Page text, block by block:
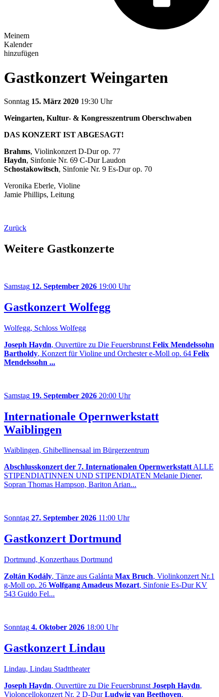
Meinem
Kalender
hinzufügen
Gastkonzert Weingarten
Sonntag 15. März 2020 19:30 Uhr
Weingarten, Kultur- & Kongresszentrum Oberschwaben
DAS KONZERT IST ABGESAGT!
Brahms, Violinkonzert D-Dur op. 77
Haydn, Sinfonie Nr. 69 C-Dur Laudon
Schostakowitsch, Sinfonie Nr. 9 Es-Dur op. 70
Veronika Eberle, Violine
Jamie Phillips, Leitung
Zurück
Weitere Gastkonzerte
Samstag 12. September 2026 19:00 Uhr
Gastkonzert Wolfegg
Wolfegg, Schloss Wolfegg
Joseph Haydn, Ouvertüre zu Die Feuersbrunst Felix Mendelssohn
Bartholdy, Konzert für Violine und Orchester e-Moll op. 64 Felix
Mendelssohn ...
Samstag 19. September 2026 20:00 Uhr
Internationale Opernwerkstatt
Waiblingen
Waiblingen, Ghibellinensaal im Bürgerzentrum
Abschlusskonzert der 7. Internationalen OpernwerkstattALLE
STIPENDIATINNEN UND STIPENDIATEN Melanie Diener,
Sopran Thomas Hampson, Bariton Arian...
Sonntag 27. September 2026 11:00 Uhr
Gastkonzert Dortmund
Dortmund, Konzerthaus Dortmund
Zoltán Kodály, Tänze aus Galánta Max Bruch, Violinkonzert Nr.1
g-Moll op. 26 Wolfgang Amadeus Mozart, Sinfonie Es-Dur KV
543 Guido Fel...
Sonntag 4. Oktober 2026 18:00 Uhr
Gastkonzert Lindau
Lindau, Lindau Stadttheater
Joseph Haydn, Ouvertüre zu Die Feuersbrunst Joseph Haydn,
Violoncellokonzert Nr. 2 D-DurLudwig van Beethoven,